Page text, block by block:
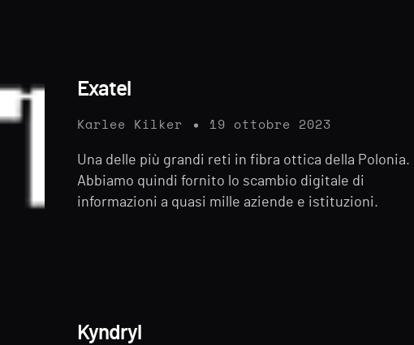
Exatel
Karlee Kilker 19 ottobre 2023
Una delle più grandi reti in fibra ottica della Polonia.
Abbiamo quindi fornito lo scambio digitale di
informazioni a quasi mille aziende e istituzioni.
Kyndryl